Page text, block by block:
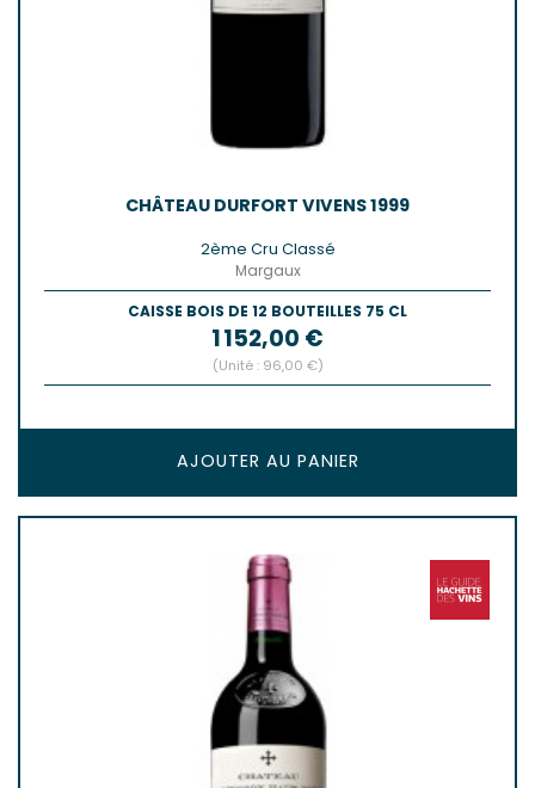
CHÂTEAU DURFORT VIVENS 1999
2ème Cru Classé
Margaux
CAISSE BOIS DE 12 BOUTEILLES 75 CL
Prix
1 152,00 €
(Unité : 96,00 €)
AJOUTER AU PANIER